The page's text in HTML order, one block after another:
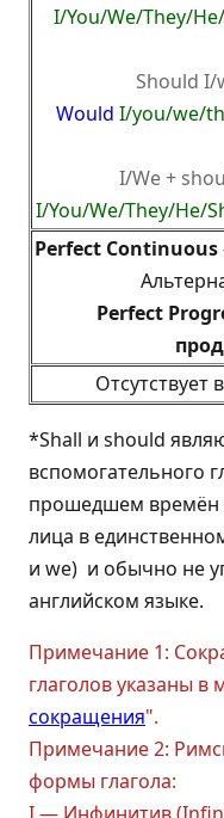
I/You/We/They/
Should I/
Would I/you/we/
I/We +
I/You/We/They/He/
Perfect Continuous
Perfect
Отсутствует
*Shall и should
вспомогательного
прошедшем времён
лица в
и we) и обычно не
английском языке.
Примечание 1:
глаголов указаны в
сокращения".
Примечание 2:
формы глагола: